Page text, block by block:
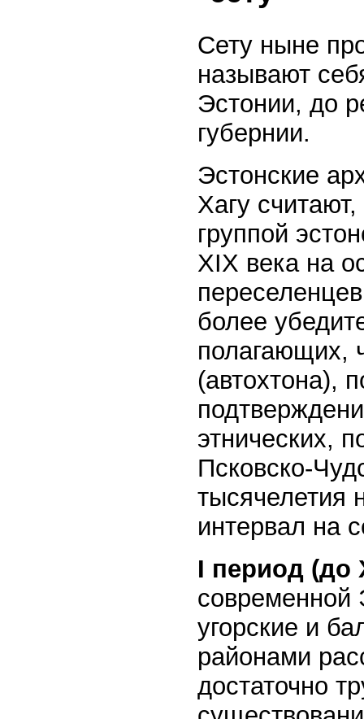
Сету ныне
называют
Эстонии, до
губернии.
Эстонские
Хагу
группой
XIX века на
более
полагающих,
(автохтона),
этнических,
Псковско-
тысячелетия
интервал на
I период (до
современной
угорские и
районами
достаточно